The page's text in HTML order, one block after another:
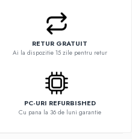
RETUR GRATUIT
Ai la dispozitie 15 zile pentru retur
PC-URI REFURBISHED
Cu pana la 36 de luni garantie